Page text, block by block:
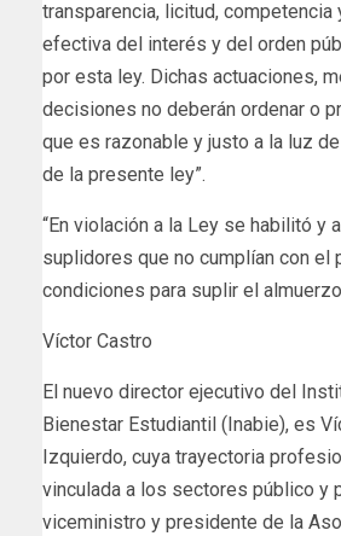
transparencia, licitud, competencia
efectiva del interés y del orden
por esta ley. Dichas actuaciones,
decisiones no deberán ordenar o
que es razonable y justo a la luz
de la presente ley”.
“En violación a la Ley se habilitó y
suplidores que no cumplían con el
condiciones para suplir el
Víctor Castro
El nuevo director ejecutivo del
Bienestar Estudiantil (Inabie), es
Izquierdo, cuya trayectoria
vinculada a los sectores público y
viceministro y presidente de la